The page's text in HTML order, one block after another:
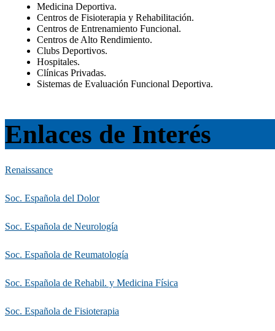
Medicina Deportiva.
Centros de Fisioterapia y Rehabilitación.
Centros de Entrenamiento Funcional.
Centros de Alto Rendimiento.
Clubs Deportivos.
Hospitales.
Clínicas Privadas.
Sistemas de Evaluación Funcional Deportiva.
Enlaces de Interés
Renaissance
Soc. Española del Dolor
Soc. Española de Neurología
Soc. Española de Reumatología
Soc. Española de Rehabil. y Medicina Física
Soc. Española de Fisioterapia